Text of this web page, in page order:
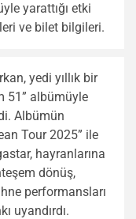
yarattığı etki
ve bilet bilgileri.
yedi yıllık bir
51” albümüyle
Albümün
Tour 2025” ile
hayranlarına
dönüş,
performansları
uyandırdı.